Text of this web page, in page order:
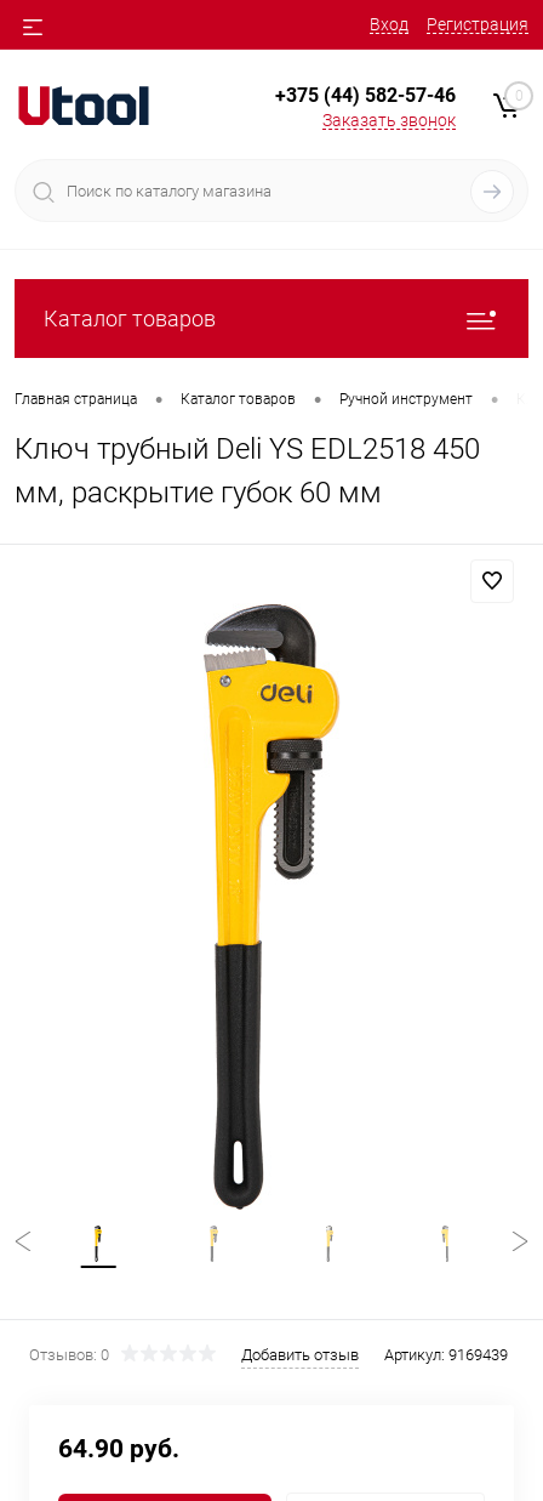
Вход Регистрация
+375 (44) 582-57-46
Заказать звонок
0
Каталог товаров
Главная страница • Каталог товаров • Ручной инструмент •
Ключ трубный Deli YS EDL2518 450
мм, раскрытие губок 60 мм
Отзывов: 0 Добавить отзыв Артикул: 9169439
64.90 руб.